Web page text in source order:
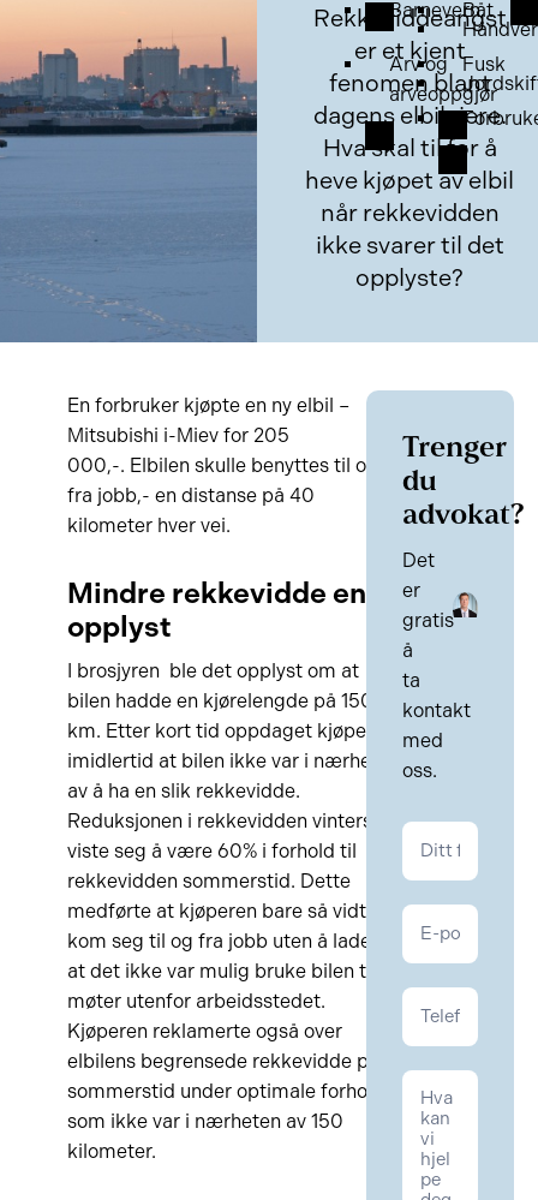
Barnevern
Arv og
arveoppgjør
Båt
Fusk
Rekkeviddeangst
er et kjent
fenomen blant
dagens elbileiere.
Hva skal til for å
heve kjøpet av elbil
når rekkevidden
ikke svarer til det
opplyste?
En forbruker kjøpte en ny elbil –
Mitsubishi i-Miev for 205
000,-. Elbilen skulle benyttes til og
fra jobb,- en distanse på 40
kilometer hver vei.
Mindre rekkevidde enn
opplyst
I brosjyren ble det opplyst om at
bilen hadde en kjørelengde på 150
km. Etter kort tid oppdaget kjøperen
imidlertid at bilen ikke var i nærheten
av å ha en slik rekkevidde.
Reduksjonen i rekkevidden vinterstid
viste seg å være 60% i forhold til
rekkevidden sommerstid. Dette
medførte at kjøperen bare så vidt
kom seg til og fra jobb uten å lade, og
at det ikke var mulig bruke bilen til
møter utenfor arbeidsstedet.
Kjøperen reklamerte også over
elbilens begrensede rekkevidde på
sommerstid under optimale forhold,
som ikke var i nærheten av 150
kilometer.
Trenger
du
advokat?
Det
er
gratis
å
ta
kontakt
med
oss.
Kontakt